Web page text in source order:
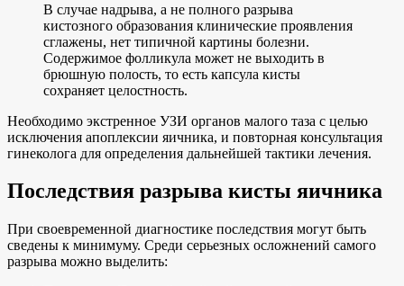
В случае надрыва, а не полного разрыва
кистозного образования клинические проявления
сглажены, нет типичной картины болезни.
Содержимое фолликула может не выходить в
брюшную полость, то есть капсула кисты
сохраняет целостность.
Необходимо экстренное УЗИ органов малого таза с целью
исключения апоплексии яичника, и повторная консультация
гинеколога для определения дальнейшей тактики лечения.
Последствия разрыва кисты яичника
При своевременной диагностике последствия могут быть
сведены к минимуму. Среди серьезных осложнений самого
разрыва можно выделить: